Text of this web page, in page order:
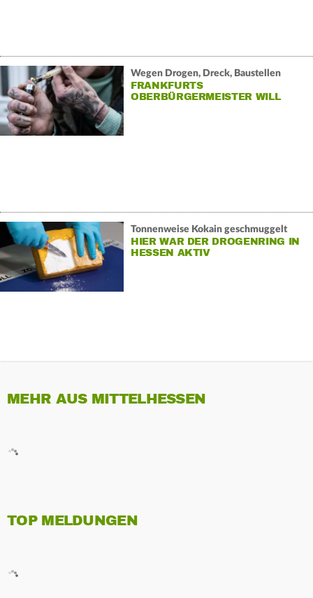
Wegen Drogen, Dreck, Baustellen
FRANKFURTS
OBERBÜRGERMEISTER WILL
Tonnenweise Kokain geschmuggelt
HIER WAR DER DROGENRING IN
HESSEN AKTIV
MEHR AUS MITTELHESSEN
TOP MELDUNGEN